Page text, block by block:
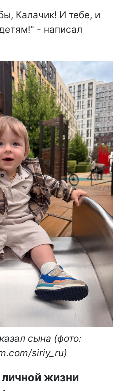
Калачик! И тебе, и
- написал
сына (фото:
siriy_ru)
жизни